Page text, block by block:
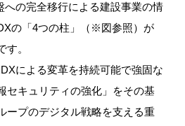
への完全移行による建設事業の情
の「4つの柱」（※図参照）が
。
による変革を持続可能で強固な
セキュリティの強化」をその基
ープのデジタル戦略を支える重